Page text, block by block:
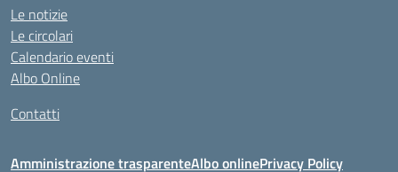
Le notizie
Le circolari
Calendario eventi
Albo Online
Contatti
Amministrazione trasparenteAlbo onlinePrivacy Policy